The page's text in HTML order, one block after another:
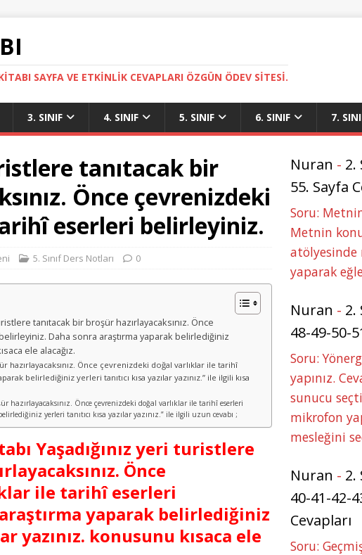
SAYFA VE ETKINLIK CEVAPLARI ÖZGÜN ÖDEV SITESI.
3. SINIF 4. SINIF 5. SINIF 6. SINIF 7.
tanıtacak bir
Önce çevrenizdeki
eserleri belirleyiniz.
5. Sınıf Ders Notları 0
tanıtacak bir broşür hazırlayacaksınız. Önce
Daha sonra araştırma yaparak belirlediğiniz
ele alacağız.
hazırlayacaksınız. Önce çevrenizdeki doğal varlıklar ile tarihî
belirlediğiniz yerleri tanıtıcı kısa yazılar yazınız.” ile ilgili kısa
hazırlayacaksınız. Önce çevrenizdeki doğal varlıklar ile tarihî eserleri
yerleri tanıtıcı kısa yazılar yazınız.” ile ilgili uzun cevabı ;
Yaşadığınız yeri turistlere
Önce
ile tarihî eserleri
yaparak belirlediğiniz
yazınız. konusunu kısaca ele
Nuran - 2.
55. Sayfa
Soru:
Metnin
atölyesinde
yaparak
Nuran - 2.
48-49-50-
Soru:
yapınız.
sunucu
mikrofon
mesleğini
Nuran - 2.
40-41-42-
Cevapları
Soru: